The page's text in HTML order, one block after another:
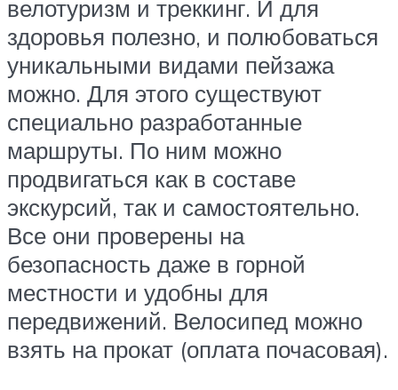
велотуризм и треккинг. И для
здоровья полезно, и полюбоваться
уникальными видами пейзажа
можно. Для этого существуют
специально разработанные
маршруты. По ним можно
продвигаться как в составе
экскурсий, так и самостоятельно.
Все они проверены на
безопасность даже в горной
местности и удобны для
передвижений. Велосипед можно
взять на прокат (оплата почасовая).